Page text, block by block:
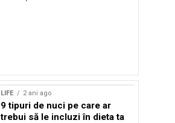
LIFE 2 ani ago
9 tipuri de nuci pe care ar
trebui să le incluzi în dieta ta